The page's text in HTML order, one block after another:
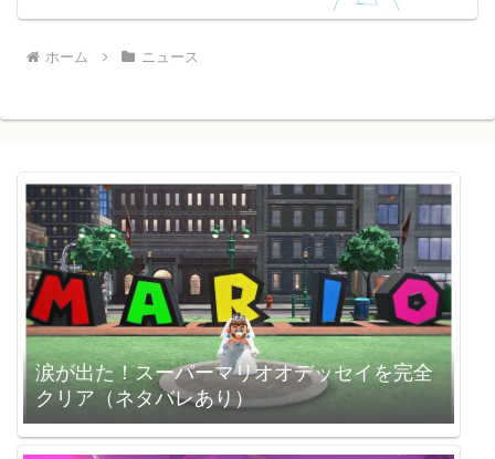
ホーム ニュース
涙が出た！スーパーマリオオデッセイを完全
クリア（ネタバレあり）